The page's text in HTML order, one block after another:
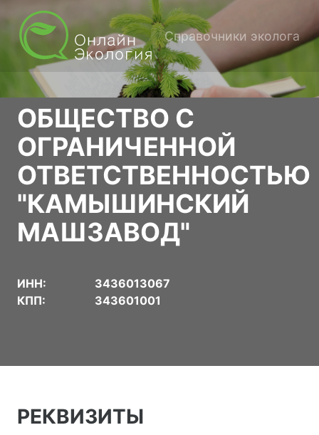
Справочники эколога
ОБЩЕСТВО С
ОГРАНИЧЕННОЙ
ОТВЕТСТВЕННОСТЬЮ
"КАМЫШИНСКИЙ
МАШЗАВОД"
ИНН:
3436013067
КПП:
343601001
РЕКВИЗИТЫ